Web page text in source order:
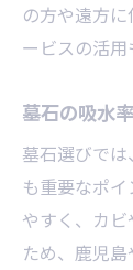
の方や遠方
ービスの活用
墓石の吸水
墓石選びで
も重要なポ
やすく、カ
ため、鹿児